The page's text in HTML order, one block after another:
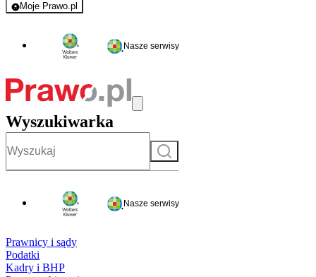
Moje Prawo.pl
- rejestracja i logowanie do serwisu
Nasze serwisy
Wyszukiwarka
Szukaj
Nasze serwisy
Prawnicy i sądy
Podatki
Kadry i BHP